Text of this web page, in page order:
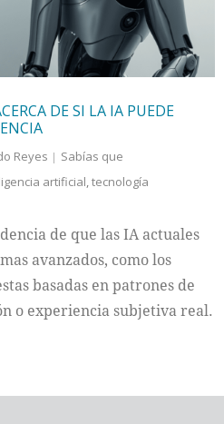
DE SI LA IA PUEDE
Reyes
Sabías que
artificial,tecnología
de que las IA actuales
avanzados, como los
basadas en patrones de
o experiencia subjetiva real.